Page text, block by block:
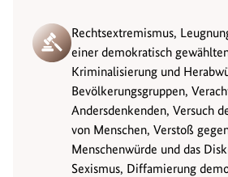
Rechtsextremismus,
einer demokratisch
Kriminalisierung und
Bevölkerungsgruppen,
Andersdenkenden, Versuch
von Menschen, Verstoß
Menschenwürde und das
Sexismus, Diffamierung